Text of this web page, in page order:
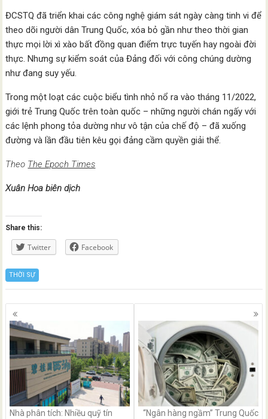
ĐCSTQ đã triển khai các công nghệ giám sát ngày càng tinh vi để
theo dõi người dân Trung Quốc, xóa bỏ gần như theo thời gian
thực mọi lời xì xào bất đồng quan điểm trực tuyến hay ngoài đời
thực. Nhưng sự kiểm soát của Đảng đối với công chúng dường
như đang suy yếu.
Trong một loạt các cuộc biểu tình nhỏ nổ ra vào tháng 11/2022,
giới trẻ Trung Quốc trên toàn quốc – những người chán ngấy với
các lệnh phong tỏa dường như vô tận của chế độ – đã xuống
đường và lần đầu tiên kêu gọi đảng cầm quyền giải thể.
Theo The Epoch Times
Xuân Hoa biên dịch
Share this:
Twitter Facebook
THỜI SỰ
Posts
navigation
Nhà phân tích: Nhiều quỹ tín
“Ngân hàng ngầm” Trung Quốc